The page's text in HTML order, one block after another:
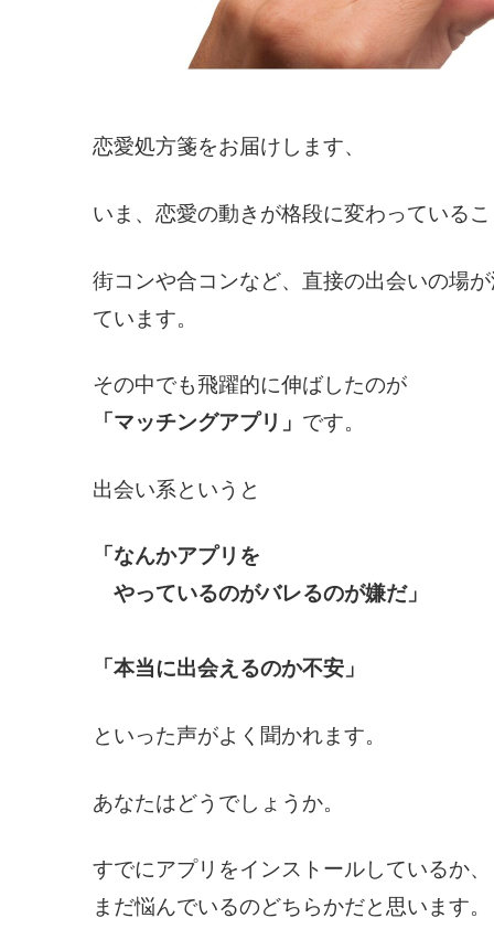
恋愛処方箋をお届けします、
いま、恋愛の動きが格段に変わっている
街コンや合コンなど、直接の出会いの場
ています。
その中でも飛躍的に伸ばしたのが
「マッチングアプリ」 です。
出会い系というと
「なんかアプリを
やっているのがバレるのが嫌だ」
「本当に出会えるのか不安」
といった声がよく聞かれます。
あなたはどうでしょうか。
すでにアプリをインストールしているか、
まだ悩んでいるのどちらかだと思います。